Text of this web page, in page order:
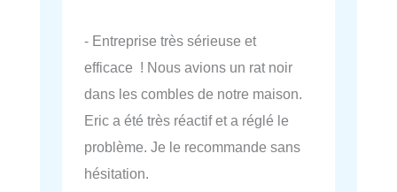
- Entreprise très sérieuse et
efficace ! Nous avions un rat noir
dans les combles de notre maison.
Eric a été très réactif et a réglé le
problème. Je le recommande sans
hésitation.